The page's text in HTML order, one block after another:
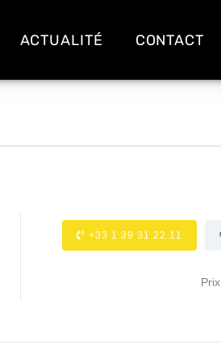
ACTUALITÉ CONTACT
+33 1 39 31 22 11
Prix